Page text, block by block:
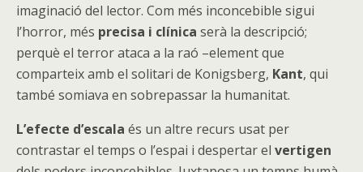
imaginació del lector. Com més inconcebible sigui
l’horror, més precisa i clínica serà la descripció;
perquè el terror ataca a la raó –element que
comparteix amb el solitari de Konigsberg, Kant, qui
també somiava en sobrepassar la humanitat.
L’efecte d’escala és un altre recurs usat per
contrastar el temps o l’espai i despertar el vertigen